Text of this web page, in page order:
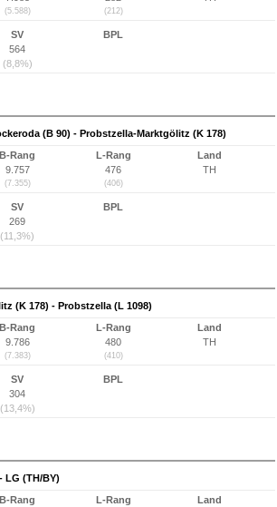
(5.588) (212)
SV
564
(8,8%)
BPL
(B 90) - Probstzella-Marktgölitz (K 178)
B-Rang
9.757
(7.355)
L-Rang
476
(406)
Land
TH
SV
269
(11,3%)
BPL
(K 178) - Probstzella (L 1098)
B-Rang
9.786
(7.383)
L-Rang
480
(410)
Land
TH
SV
304
(13,4%)
BPL
LG (TH/BY)
B-Rang
L-Rang
Land